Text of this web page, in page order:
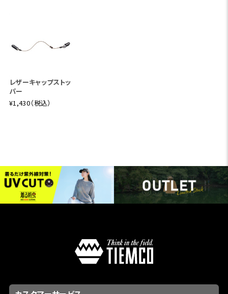
レザーキャップストッ
パー
¥1,430（税込）